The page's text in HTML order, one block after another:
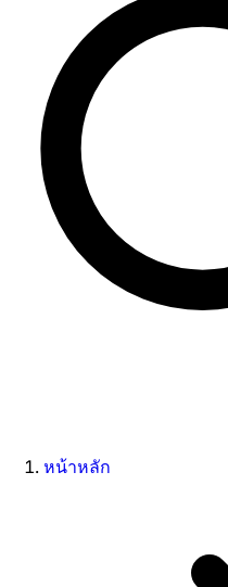
หน้าหลัก